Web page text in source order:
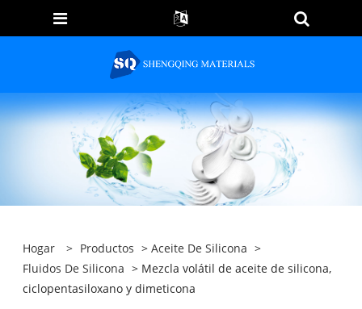
Hogar > Productos >Aceite De Silicona >
Fluidos De Silicona > Mezcla volátil de aceite de silicona,
ciclopentasiloxano y dimeticona